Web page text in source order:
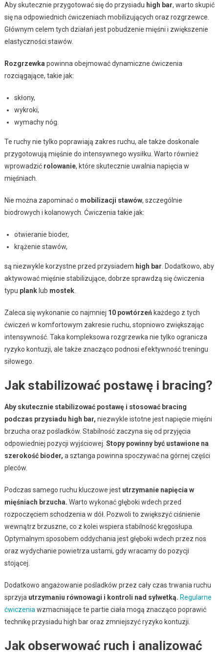
Aby skutecznie przygotować się do przysiadu high bar, warto skupić
się na odpowiednich ćwiczeniach mobilizujących oraz rozgrzewce.
Głównym celem tych działań jest pobudzenie mięśni i zwiększenie
elastyczności stawów.
Rozgrzewka powinna obejmować dynamiczne ćwiczenia
rozciągające, takie jak:
skłony,
wykroki,
wymachy nóg.
Te ruchy nie tylko poprawiają zakres ruchu, ale także doskonale
przygotowują mięśnie do intensywnego wysiłku. Warto również
wprowadzić rolowanie, które skutecznie uwalnia napięcia w
mięśniach.
Nie można zapominać o mobilizacji stawów, szczególnie
biodrowych i kolanowych. Ćwiczenia takie jak:
otwieranie bioder,
krążenie stawów,
są niezwykle korzystne przed przysiadem high bar . Dodatkowo, aby
aktywować mięśnie stabilizujące, dobrze sprawdzą się ćwiczenia
typu planklub mostek.
Zaleca się wykonanie co najmniej 10 powtórzeń każdego z tych
ćwiczeń w komfortowym zakresie ruchu, stopniowo zwiększając
intensywność. Taka kompleksowa rozgrzewka nie tylko ogranicza
ryzyko kontuzji, ale także znacząco podnosi efektywność treningu
siłowego.
Jak stabilizować postawę i bracing?
Aby skutecznie stabilizować postawę i stosować bracing
podczas przysiadu high bar, niezwykle istotne jest napięcie mięśni
brzucha oraz pośladków. Stabilność zaczyna się od przyjęcia
odpowiedniej pozycji wyjściowej. Stopy powinny być ustawione na
szerokość bioder, a sztanga powinna spoczywać na górnej części
pleców.
Podczas samego ruchu kluczowe jest utrzymanie napięcia w
mięśniach brzucha. Warto wykonać głęboki wdech przed
rozpoczęciem schodzenia w dół. Pozwoli to zwiększyć ciśnienie
wewnątrz brzuszne, co z kolei wspiera stabilność kręgosłupa.
Optymalnym sposobem oddychania jest głęboki wdech przez nos
oraz wydychanie powietrza ustami, gdy wracamy do pozycji
stojącej.
Dodatkowo angażowanie pośladków przez cały czas trwania ruchu
sprzyja utrzymaniu równowagi i kontroli nad sylwetką. Regularne
ćwiczenia wzmacniające te partie ciała mogą znacząco poprawić
technikę przysiadu high bar oraz zmniejszyć ryzyko kontuzji.
Jak obserwować ruch i analizować